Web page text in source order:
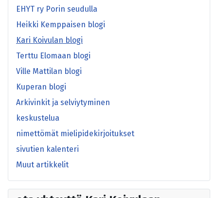
EHYT ry Porin seudulla
Heikki Kemppaisen blogi
Kari Koivulan blogi
Terttu Elomaan blogi
Ville Mattilan blogi
Kuperan blogi
Arkivinkit ja selviytyminen
keskustelua
nimettömät mielipidekirjoitukset
sivutien kalenteri
Muut artikkelit